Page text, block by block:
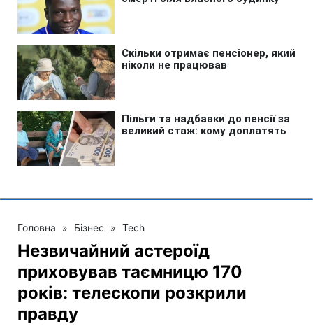
Головна » Бізнес » Tech
Незвичайний астероїд
приховував таємницю 170
років: телескопи розкрили
правду